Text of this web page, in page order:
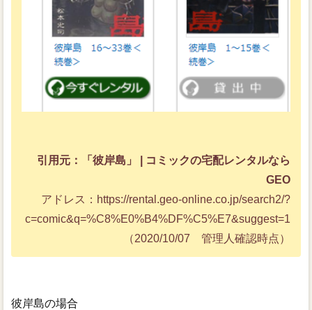
引用元：「彼岸島」 | コミックの宅配レンタルなら
GEO
アドレス：https://rental.geo-online.co.jp/search2/?
c=comic&q=%C8%E0%B4%DF%C5%E7&suggest=1
（2020/10/07 管理人確認時点）
彼岸島の場合